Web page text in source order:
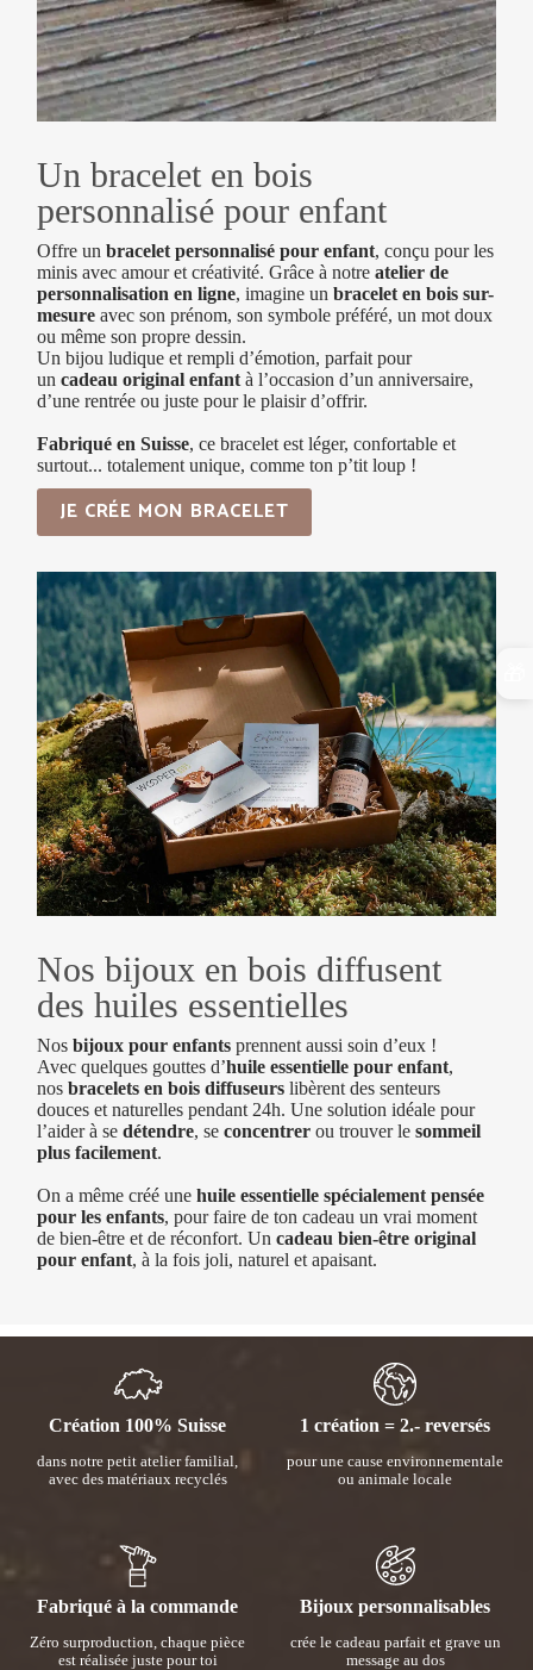
Un bracelet en bois
personnalisé pour enfant
Offre unbracelet personnalisé pour enfant, conçu pour les
minis avec amour et créativité. Grâce à notreatelier de
personnalisation en ligne, imagine unbracelet en bois sur-
mesure avec son prénom, son symbole préféré, un mot doux
ou même son propre dessin.
Un bijou ludique et rempli d’émotion, parfait pour
uncadeau original enfant à l’occasion d’un anniversaire,
d’une rentrée ou juste pour le plaisir d’offrir.
Fabriqué en Suisse, ce bracelet est léger, confortable et
surtout... totalement unique, comme ton p’tit loup !
JE CRÉE MON BRACELET
Nos bijoux en bois diffusent
des huiles essentielles
Nosbijoux pour enfants prennent aussi soin d’eux !
Avec quelques gouttes d’huile essentielle pour enfant,
nosbracelets en bois diffuseurs libèrent des senteurs
douces et naturelles pendant 24h. Une solution idéale pour
l’aider à sedétendre, seconcentrer ou trouver lesommeil
plus facilement.
On a même créé unehuile essentielle spécialement pensée
pour les enfants, pour faire de ton cadeau un vrai moment
de bien-être et de réconfort. Uncadeau bien-être original
pour enfant, à la fois joli, naturel et apaisant.
Création 100% Suisse
dans notre petit atelier familial,
avec des matériaux recyclés
1 création = 2.- reversés
pour une cause environnementale
ou animale locale
Fabriqué à la commande
Zéro surproduction, chaque pièce
est réalisée juste pour toi
Bijoux personnalisables
crée le cadeau parfait et grave un
message au dos